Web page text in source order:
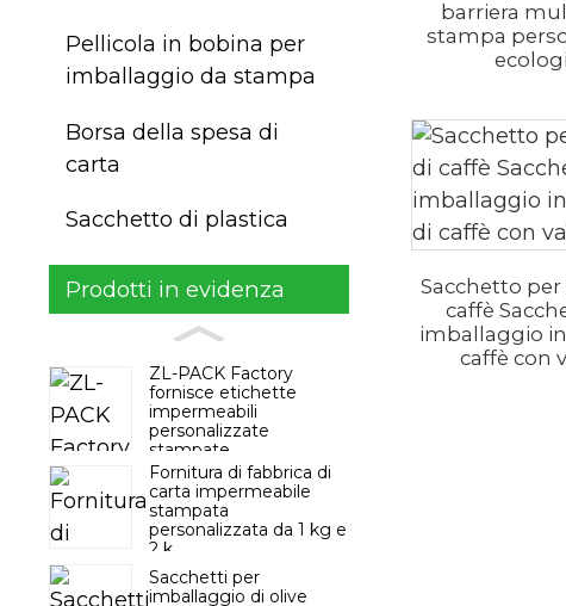
Pellicola in bobina per
imballaggio da stampa
Borsa della spesa di
carta
Sacchetto di plastica
Prodotti in evidenza
ZL-PACK Factory
fornisce etichette
impermeabili
personalizzate
stampate...
Fornitura di fabbrica di
carta impermeabile
stampata
personalizzata da 1 kg e
2 k...
Sacchetti per
imballaggio di olive
barriera
stampa
Sacchetto
caffè
imballaggio
caffè con